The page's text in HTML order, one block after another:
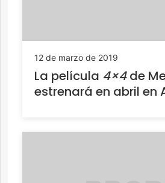
12 de marzo de 2019
La película 4×4de
estrenará en abril en